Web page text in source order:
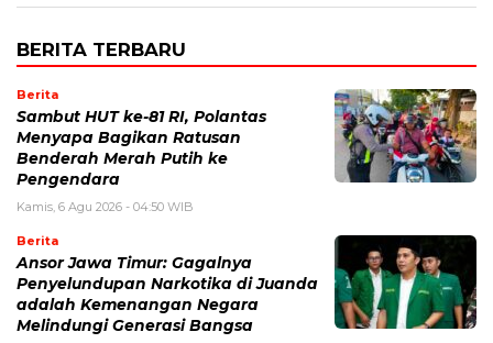
BERITA TERBARU
Berita
Sambut HUT ke-81 RI, Polantas
Menyapa Bagikan Ratusan
Benderah Merah Putih ke
Pengendara
Kamis, 6 Agu 2026 - 04:50 WIB
Berita
Ansor Jawa Timur: Gagalnya
Penyelundupan Narkotika di Juanda
adalah Kemenangan Negara
Melindungi Generasi Bangsa